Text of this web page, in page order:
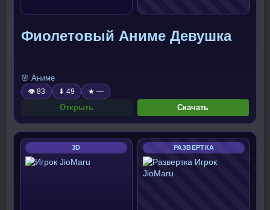
Фиолетовый Аниме Девушка
🌸 Аниме
👁 83 ⬇ 49 ★ —
Открыть Скачать
3D РАЗВЕРТКА